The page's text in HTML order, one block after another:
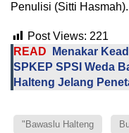
Penulisi (Sitti Hasmah).
Post Views: 221
READ
Menakar
SPKEP SPSI Weda
Halteng Jelang
"Bawaslu Halteng